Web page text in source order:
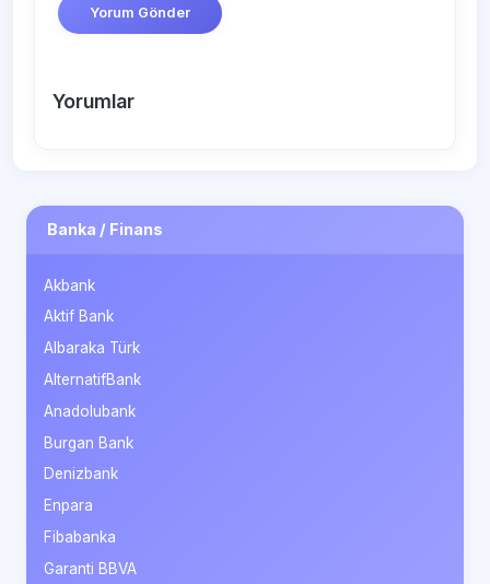
Yorum Gönder
Yorumlar
Banka / Finans
Akbank
Aktif Bank
Albaraka Türk
AlternatifBank
Anadolubank
Burgan Bank
Denizbank
Enpara
Fibabanka
Garanti BBVA